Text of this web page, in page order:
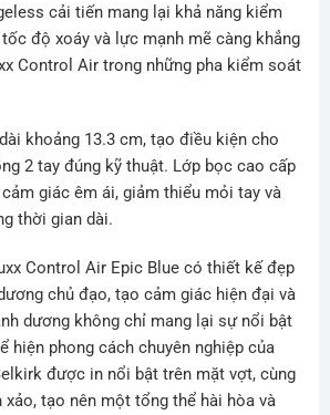
cải tiến mang lại khả năng kiểm
độ xoáy và lực mạnh mẽ càng khẳng
Control Air trong những pha kiểm soát
khoảng 13.3 cm, tạo điều kiện cho
2 tay đúng kỹ thuật. Lớp bọc cao cấp
giác êm ái, giảm thiểu mỏi tay và
thời gian dài.
Control Air Epic Blue có thiết kế đẹp
chủ đạo, tạo cảm giác hiện đại và
dương không chỉ mang lại sự nổi bật
hiện phong cách chuyên nghiệp của
được in nổi bật trên mặt vợt, cùng
tạo nên một tổng thể hài hòa và